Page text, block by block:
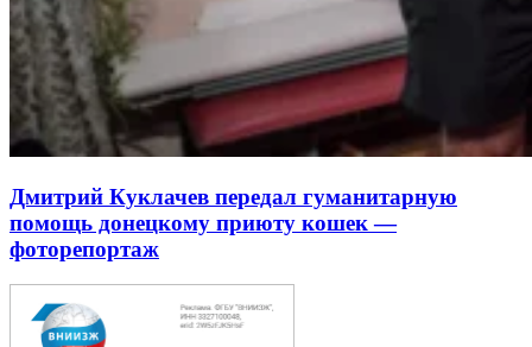
Дмитрий Куклачев передал гуманитарную
помощь донецкому приюту кошек —
фоторепортаж